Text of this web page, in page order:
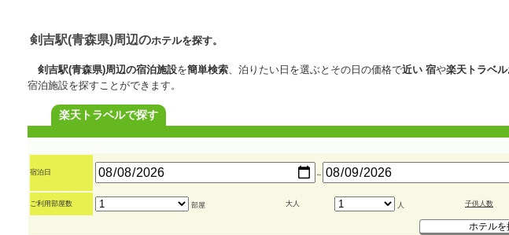
剣吉駅(青森県)周辺のホテルを探す。
剣吉駅(青森県)周辺の宿泊施設を簡単検索、泊りたい日を選ぶとその日の価格で近い 宿や楽天トラベ
宿泊施設を探すことができます。
楽天トラベルで探す
宿泊日 ～
ご利用部屋数 部屋 大人 人 子供人数